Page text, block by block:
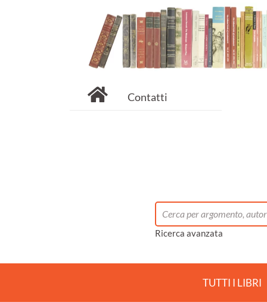
Contatti
Ricerca avanzata
TUTTI I LIBRI